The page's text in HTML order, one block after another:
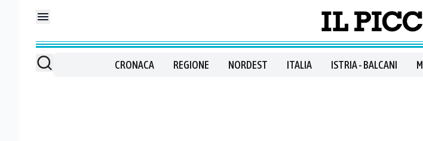
CRONACA REGIONE NORDEST ITALIA ISTRIA - BALCANI